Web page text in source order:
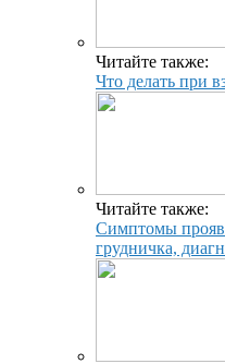
Читайте также:
Что делать при
Читайте также:
Симптомы
грудничка,